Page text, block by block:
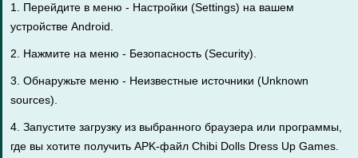
1. Перейдите в меню - Настройки (Settings) на вашем
устройстве Android.
2. Нажмите на меню - Безопасность (Security).
3. Обнаружьте меню - Неизвестные источники (Unknown
sources).
4. Запустите загрузку из выбранного браузера или программы,
где вы хотите получить APK-файл Chibi Dolls Dress Up Games.